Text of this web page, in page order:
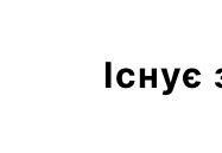
Існує